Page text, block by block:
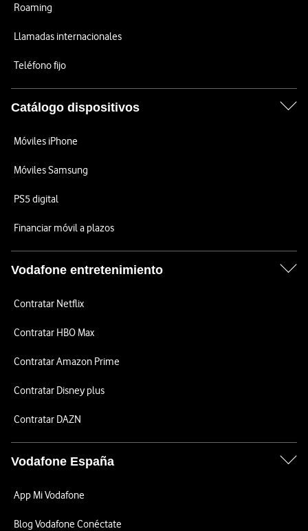
Roaming
Llamadas internacionales
Teléfono fijo
Catálogo dispositivos
Móviles iPhone
Móviles Samsung
PS5 digital
Financiar móvil a plazos
Vodafone entretenimiento
Contratar Netflix
Contratar HBO Max
Contratar Amazon Prime
Contratar Disney plus
Contratar DAZN
Vodafone España
App Mi Vodafone
Blog Vodafone Conéctate